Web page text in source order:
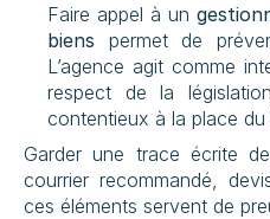
Faire appel à un
biens permet de
L’agence agit comme
respect de la
contentieux à la place du
Garder une trace écrite
courrier recommandé,
ces éléments servent de